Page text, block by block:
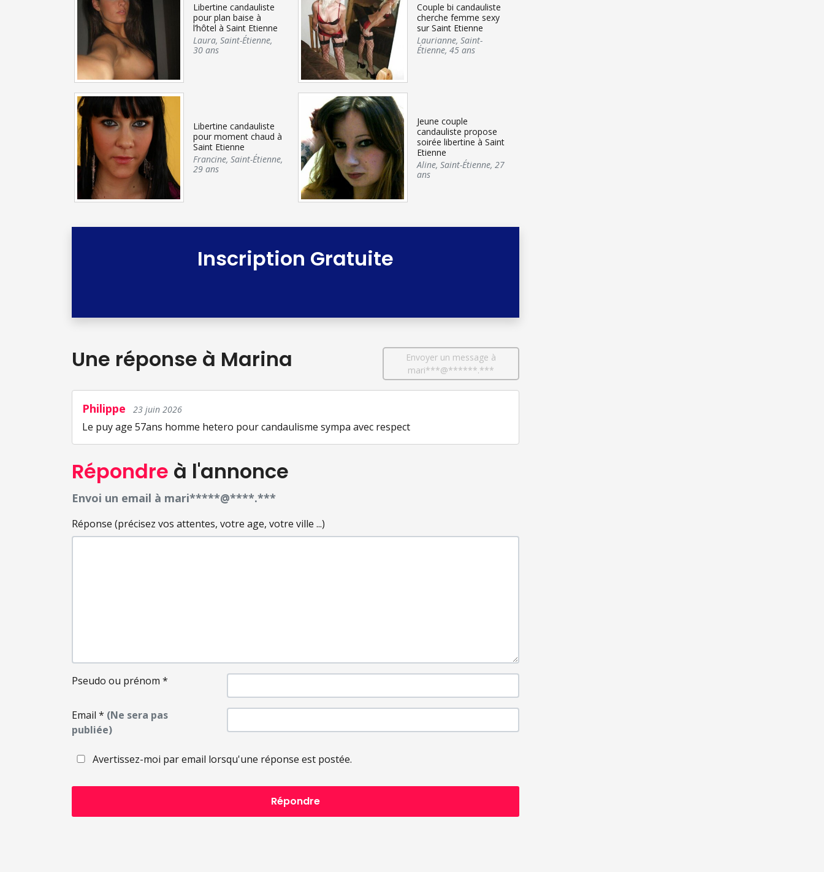
Libertine candauliste
pour plan baise à
l’hôtel à Saint Etienne
Laura, Saint-Étienne,
30 ans
Couple bi candauliste
cherche femme sexy
sur Saint Etienne
Laurianne, Saint-
Étienne, 45 ans
Libertine candauliste
pour moment chaud à
Saint Etienne
Francine, Saint-Étienne,
29 ans
Jeune couple
candauliste propose
soirée libertine à Saint
Etienne
Aline, Saint-Étienne, 27
ans
Inscription Gratuite
Une réponse à Marina
Envoyer un message à
mari***@******.***
Philippe 23 juin 2026
Le puy age 57ans homme hetero pour candaulisme sympa avec respect
Répondre à l'annonce
Envoi un email à mari*****@****.***
Réponse (précisez vos attentes, votre age, votre ville ...)
Pseudo ou prénom *
Email * (Ne sera pas
publiée)
Avertissez-moi par email lorsqu'une réponse est postée.
Répondre